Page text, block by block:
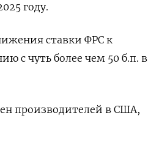
году.
ставки ФРС к
с чуть более чем 50 б.п. в
производителей в США,